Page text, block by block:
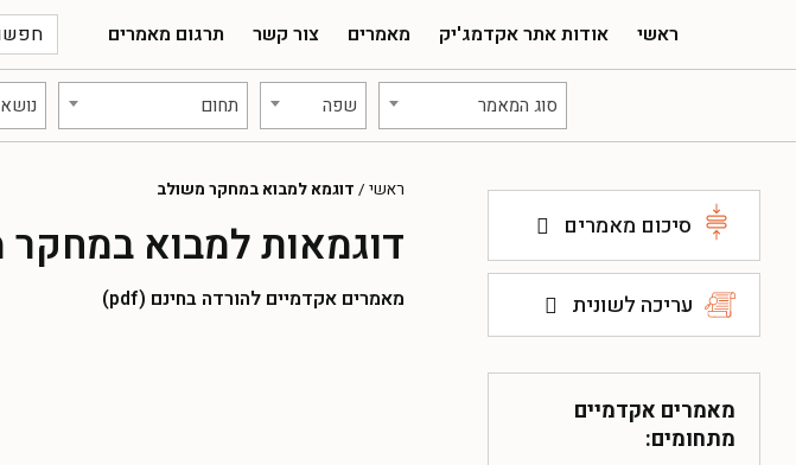
ראשי אודות אתר אקדמג'יק מאמרים צור קשר תרגום מאמרים
סוג המאמר שפה תחום נושא
סיכום מאמרים
עריכה לשונית
מאמרים אקדמיים
מתחומים:
ראשי / דוגמא למבוא במחקר משולב
דוגמאות למבוא
מאמרים אקדמיים להורדה בחינם (pdf)